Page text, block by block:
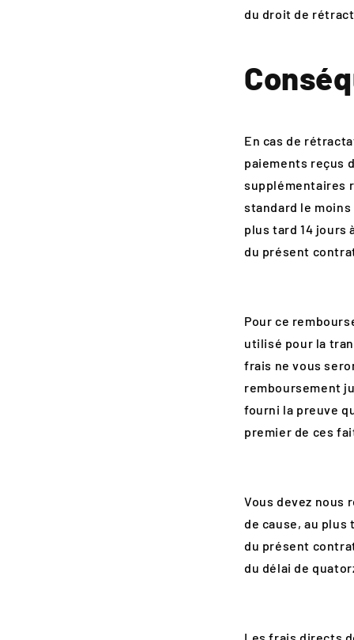
du droit de
En cas de
paiements reçus
supplémentaires
standard le
plus tard 14 jours
du présent
Pour ce
utilisé pour la
frais ne vous
remboursement
fourni la preuve
premier de ces
Vous devez nous
de cause, au
du présent
du délai de
Les frais directs